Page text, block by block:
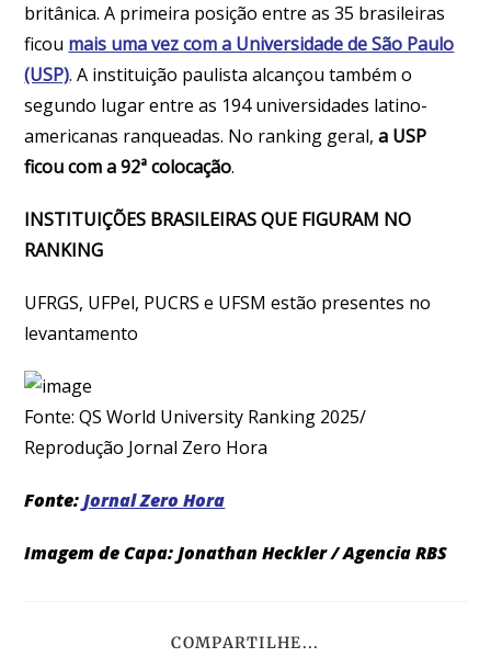
britânica. A primeira posição entre as 35 brasileiras
ficou mais uma vez com a Universidade de São Paulo
(USP). A instituição paulista alcançou também o
segundo lugar entre as 194 universidades latino-
americanas ranqueadas. No ranking geral, a USP
ficou com a 92ª colocação.
INSTITUIÇÕES BRASILEIRAS QUE FIGURAM NO
RANKING
UFRGS, UFPel, PUCRS e UFSM estão presentes no
levantamento
Fonte: QS World University Ranking 2025/
Reprodução Jornal Zero Hora
Fonte:Jornal Zero Hora
Imagem de Capa: Jonathan Heckler / Agencia RBS
COMPARTILHE...